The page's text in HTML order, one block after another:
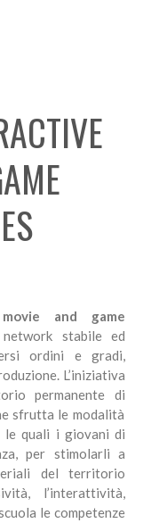
and game
stabile ed
ordini e gradi,
L’iniziativa
permanente di
sfrutta le modalità
le quali i giovani di
per stimolarli a
del territorio
l’interattività,
le competenze